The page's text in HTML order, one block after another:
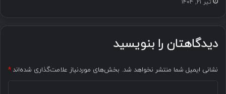
تیر ۲۱, ۱۴۰۴
دیدگاهتان را بنویسید
نشانی ایمیل شما منتشر نخواهد شد. بخش‌های موردنیاز علامت‌گذاری شده‌اند*